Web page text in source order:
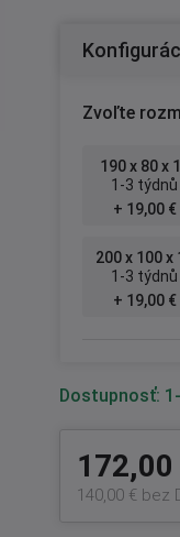
Zvoľte
190 x 80 x
1-3 týdnů
+ 19,00 €
200 x 100 x
1-3 týdnů
+ 19,00 €
Dostupnosť:
172,00
140,00 € bez